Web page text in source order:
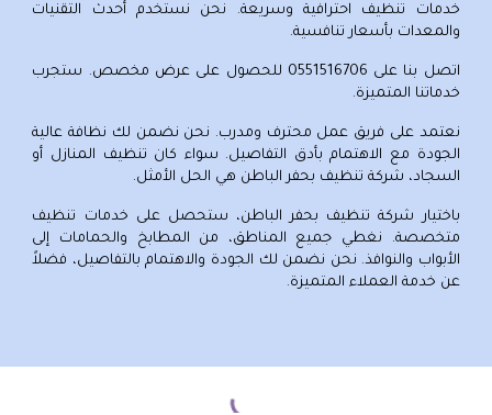
خدمات تنظيف احترافية وسريعة. نحن نستخدم أحدث التقنيات
والمعدات بأسعار تنافسية.
اتصل بنا على 0551516706 للحصول على عرض مخصص. ستجرب
خدماتنا المتميزة.
نعتمد على فريق عمل محترف ومدرب. نحن نضمن لك نظافة عالية
الجودة مع الاهتمام بأدق التفاصيل. سواء كان تنظيف المنازل أو
السجاد، شركة تنظيف بحفر الباطن هي الحل الأمثل.
باختيار شركة تنظيف بحفر الباطن، ستحصل على خدمات تنظيف
متخصصة. نغطي جميع المناطق، من المطابخ والحمامات إلى
الأبواب والنوافذ. نحن نضمن لك الجودة والاهتمام بالتفاصيل، فضلاً
عن خدمة العملاء المتميزة.